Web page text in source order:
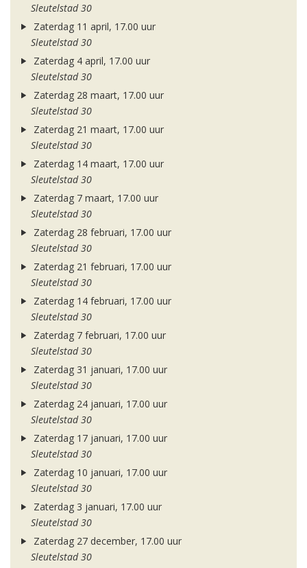
Sleutelstad 30
Zaterdag 11 april, 17.00 uur
Sleutelstad 30
Zaterdag 4 april, 17.00 uur
Sleutelstad 30
Zaterdag 28 maart, 17.00 uur
Sleutelstad 30
Zaterdag 21 maart, 17.00 uur
Sleutelstad 30
Zaterdag 14 maart, 17.00 uur
Sleutelstad 30
Zaterdag 7 maart, 17.00 uur
Sleutelstad 30
Zaterdag 28 februari, 17.00 uur
Sleutelstad 30
Zaterdag 21 februari, 17.00 uur
Sleutelstad 30
Zaterdag 14 februari, 17.00 uur
Sleutelstad 30
Zaterdag 7 februari, 17.00 uur
Sleutelstad 30
Zaterdag 31 januari, 17.00 uur
Sleutelstad 30
Zaterdag 24 januari, 17.00 uur
Sleutelstad 30
Zaterdag 17 januari, 17.00 uur
Sleutelstad 30
Zaterdag 10 januari, 17.00 uur
Sleutelstad 30
Zaterdag 3 januari, 17.00 uur
Sleutelstad 30
Zaterdag 27 december, 17.00 uur
Sleutelstad 30